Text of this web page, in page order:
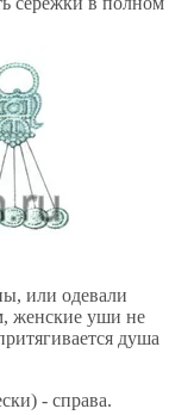
или одевали
женские уши не
душа
- справа.